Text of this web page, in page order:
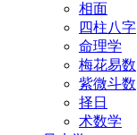
相面
四柱八字
命理学
梅花易数
紫微斗数
择日
术数学